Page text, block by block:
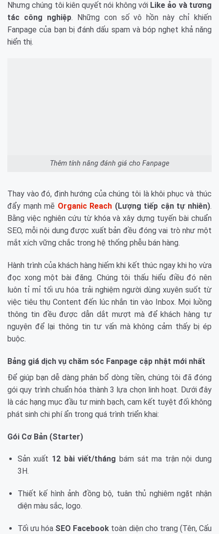
Nhưng chúng tôi kiên quyết nói không với Like ảo và tương
tác công nghiệp. Những con số vô hồn này chỉ khiến
Fanpage của bạn bị đánh dấu spam và bóp nghẹt khả năng
hiển thị.
Thêm tính năng đánh giá cho Fanpage
Thay vào đó, định hướng của chúng tôi là khôi phục và thúc
đẩy mạnh mẽ Organic Reach (Lượng tiếp cận tự nhiên).
Bằng việc nghiên cứu từ khóa và xây dựng tuyến bài chuẩn
SEO, mỗi nội dung được xuất bản đều đóng vai trò như một
mắt xích vững chắc trong hệ thống phễu bán hàng.
Hành trình của khách hàng hiếm khi kết thúc ngay khi họ vừa
đọc xong một bài đăng. Chúng tôi thấu hiểu điều đó nên
luôn tỉ mỉ tối ưu hóa trải nghiệm người dùng xuyên suốt từ
việc tiêu thụ Content đến lúc nhắn tin vào Inbox. Mọi luồng
thông tin đều được dẫn dắt mượt mà để khách hàng tự
nguyện để lại thông tin tư vấn mà không cảm thấy bị ép
buộc.
Bảng giá dịch vụ chăm sóc Fanpage cập nhật mới nhất
Để giúp bạn dễ dàng phân bổ dòng tiền, chúng tôi đã đóng
gói quy trình chuẩn hóa thành 3 lựa chọn linh hoạt. Dưới đây
là các hạng mục đầu tư minh bạch, cam kết tuyệt đối không
phát sinh chi phí ẩn trong quá trình triển khai:
Gói Cơ Bản (Starter)
Sản xuất 12 bài viết/tháng bám sát ma trận nội dung
3H.
Thiết kế hình ảnh đồng bộ, tuân thủ nghiêm ngặt nhận
diện màu sắc, logo.
Tối ưu hóa SEO Facebook toàn diện cho trang (Tên, Cấu